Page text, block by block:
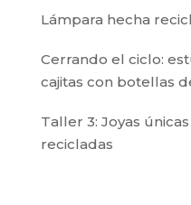
Lámpara hecha
Cerrando el ciclo:
cajitas con botellas
Taller 3: Joyas
recicladas